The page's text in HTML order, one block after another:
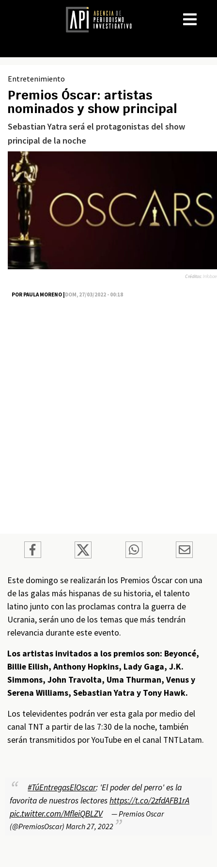
Entretenimiento
Premios Óscar: artistas
nominados y show principal
Sebastian Yatra será el protagonistas del show
principal de la noche
POR PAULA MORENO |DOM, 27/03/2022 - 00:18
Créditos:Infobae
Este domingo se realizarán los Premios Óscar con una
de las galas más hispanas de su historia, el talento
latino junto con las proclamas contra la guerra de
Ucrania, serán uno de los temas que más tendrán
relevancia durante este evento.
Los artistas invitados a los premios son: Beyoncé,
Billie Eilish, Anthony Hopkins, Lady Gaga, J.K.
Simmons, John Travolta, Uma Thurman, Venus y
Serena Williams, Sebastian Yatra y Tony Hawk.
Los televidentes podrán ver esta gala por medio del
canal TNT a partir de las 7:30 de la noche, también
serán transmitidos por YouTube en el canal TNTLatam.
#TúEntregasElOscar: 'El poder del perro' es la
favorita de nuestros lectoreshttps://t.co/2zfdAFB1rA
pic.twitter.com/MfleiQBLZV
— Premios Oscar
(@PremiosOscar) March 27, 2022